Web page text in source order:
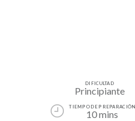
DIFICULTAD
Principiante
TIEMPO DE PREPARACIÓN
10 mins